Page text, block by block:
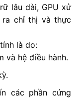
lâu dài, GPU xử
ra chỉ thị và thực
là do:
và hệ điều hành.
các phần cứng